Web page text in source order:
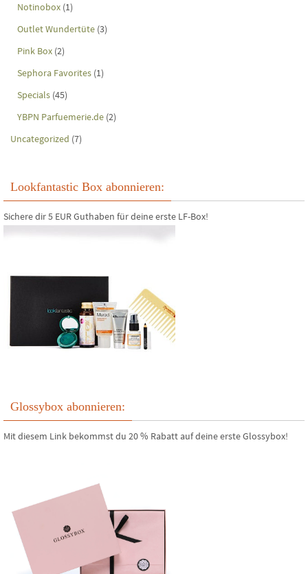
Notinobox (1)
Outlet Wundertüte (3)
Pink Box (2)
Sephora Favorites (1)
Specials (45)
YBPN Parfuemerie.de (2)
Uncategorized (7)
Lookfantastic Box abonnieren:
Sichere dir 5 EUR Guthaben für deine erste LF-Box!
Glossybox abonnieren:
Mit diesem Link bekommst du 20 % Rabatt auf deine erste Glossybox!